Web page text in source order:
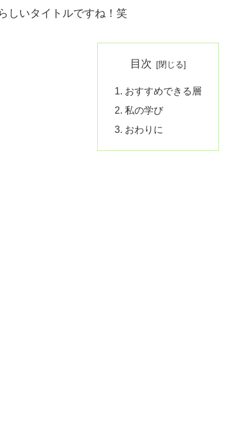
しいタイトルですね！笑
目次
おすすめできる層
私の学び
おわりに